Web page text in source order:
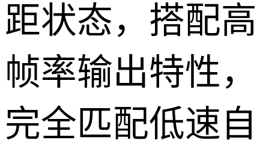
距状态，搭配高
帧率输出特性，
完全匹配低速自